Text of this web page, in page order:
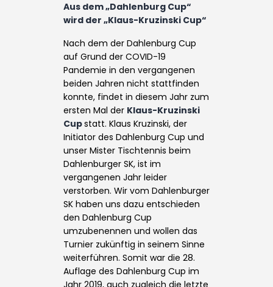
Aus dem „Dahlenburg Cup“
wird der „Klaus-Kruzinski Cup“
Nach dem der Dahlenburg Cup
auf Grund der COVID-19
Pandemie in den vergangenen
beiden Jahren nicht stattfinden
konnte, findet in diesem Jahr zum
ersten Mal der Klaus-Kruzinski
Cupstatt. Klaus Kruzinski, der
Initiator des Dahlenburg Cup und
unser Mister Tischtennis beim
Dahlenburger SK, ist im
vergangenen Jahr leider
verstorben. Wir vom Dahlenburger
SK haben uns dazu entschieden
den Dahlenburg Cup
umzubenennen und wollen das
Turnier zukünftig in seinem Sinne
weiterführen. Somit war die 28.
Auflage des Dahlenburg Cup im
Jahr 2019, auch zugleich die letzte